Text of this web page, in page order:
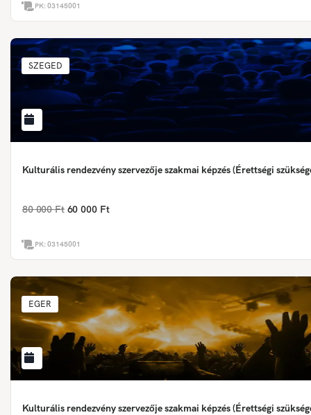
PK:03145001
SZEGED
Kulturális rendezvény szervezője szakmai képzés (Érettségi
80 000 Ft 60 000 Ft
PK:03145001
EGER
Kulturális rendezvény szervezője szakmai képzés (Érettségi